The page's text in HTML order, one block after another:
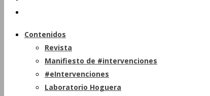
Contenidos
Revista
Manifiesto de #intervenciones
#eIntervenciones
Laboratorio Hoguera